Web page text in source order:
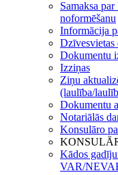
Samaksa
noformēšanu
Informācija
Dzīvesvietas
Dokumentu
Izziņas
Ziņu
(laulība/
Dokumentu
Notariālās
Konsulāro
Kādos
VAR/